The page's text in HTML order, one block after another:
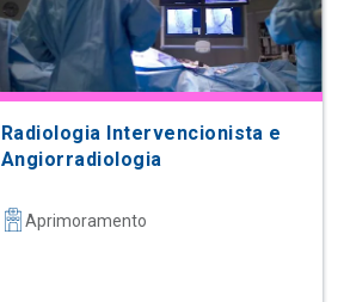
Radiologia Intervencionista e
Angiorradiologia
Aprimoramento